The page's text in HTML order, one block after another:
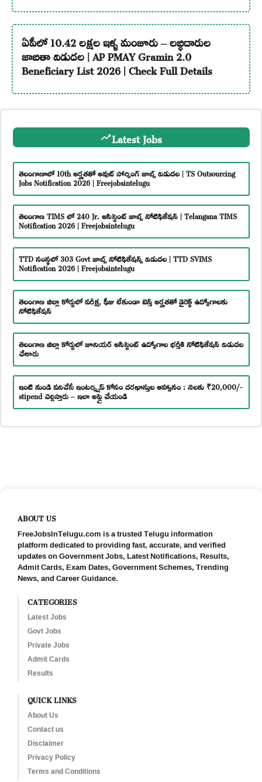
ఏపీలో 10.42 లక్షల ఇళ్ళ మంజూరు – లబ్ధిదారుల
జాబితా విడుదల | AP PMAY Gramin 2.0
Beneficiary List 2026 | Check Full Details
Latest Jobs
తెలంగాణాలో 10th అర్హతతో అవుట్ సోర్సింగ్ జాబ్స్ విడుదల | TS Outsourcing
Jobs Notification 2026 | Freejobsintelugu
తెలంగాణ TIMS లో 240 Jr. అసిస్టెంట్ జాబ్స్ నోటిఫికేషన్ | Telangana TIMS
Notification 2026 | Freejobsintelugu
TTD సంస్థలో 303 Govt జాబ్స్ నోటిఫికేషన్స్ విడుదల | TTD SVIMS
Notification 2026 | Freejobsintelugu
తెలంగాణ జిల్లా కోర్టులో పరీక్ష, ఫీజు లేకుండా టెన్త్ అర్హతతో డైరెక్ట్ ఉద్యోగాలకు
నోటిఫికేషన్
తెలంగాణ జిల్లా కోర్టులో జూనియర్ అసిస్టెంట్ ఉద్యోగాల భర్తీకి నోటిఫికేషన్ విడుదల
చేశారు
ఇంటి నుండి పనిచేసే ఇంటర్న్షిప్ కోసం దరఖాస్తుల ఆహ్వానం : నెలకు ₹20,000/-
stipend చెల్లిస్తారు – ఇలా అప్లై చేయండి
ABOUT US
FreeJobsInTelugu.com is a trusted Telugu information
platform dedicated to providing fast, accurate, and verified
updates on Government Jobs, Latest Notifications, Results,
Admit Cards, Exam Dates, Government Schemes, Trending
News, and Career Guidance.
CATEGORIES
Latest Jobs
Govt Jobs
Private Jobs
Admit Cards
Results
QUICK LINKS
About Us
Contact us
Disclaimer
Privacy Policy
Terms and Conditions